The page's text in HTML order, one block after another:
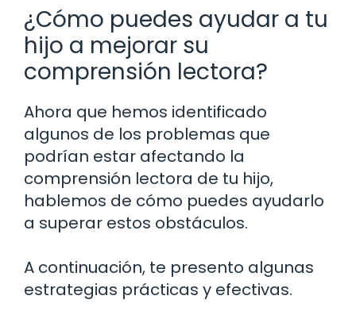
¿Cómo puedes ayudar a tu
hijo a mejorar su
comprensión lectora?
Ahora que hemos identificado
algunos de los problemas que
podrían estar afectando la
comprensión lectora de tu hijo,
hablemos de cómo puedes ayudarlo
a superar estos obstáculos.
A continuación, te presento algunas
estrategias prácticas y efectivas.